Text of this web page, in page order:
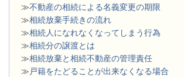
≫不動産の相続による名義変更の期限
≫相続放棄手続きの流れ
≫相続人になれなくなってしまう行為
≫相続分の譲渡とは
​≫相続放棄と相続不動産の管理責任
≫戸籍をたどることが出来なくなる場合